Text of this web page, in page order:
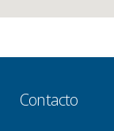
Contacto